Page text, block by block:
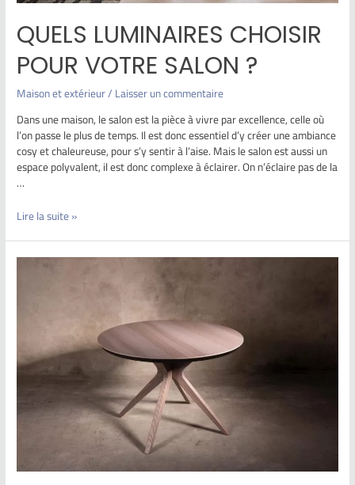
QUELS LUMINAIRES CHOISIR
POUR VOTRE SALON ?
Maison et extérieur/Laisser un commentaire
Dans une maison, le salon est la pièce à vivre par excellence, celle où
l’on passe le plus de temps. Il est donc essentiel d’y créer une ambiance
cosy et chaleureuse, pour s’y sentir à l’aise. Mais le salon est aussi un
espace polyvalent, il est donc complexe à éclairer. On n’éclaire pas de la
…
Lire la suite »